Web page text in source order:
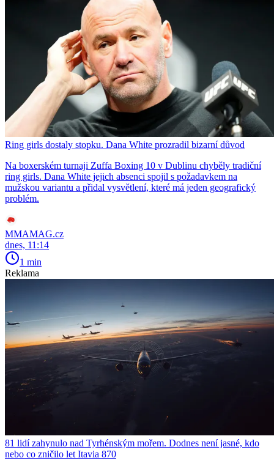
Ring girls dostaly stopku. Dana White prozradil bizarní důvod
Na boxerském turnaji Zuffa Boxing 10 v Dublinu chyběly tradiční
ring girls. Dana White jejich absenci spojil s požadavkem na
mužskou variantu a přidal vysvětlení, které má jeden geografický
problém.
MMAMAG.cz
dnes, 11:14
1 min
Reklama
81 lidí zahynulo nad Tyrhénským mořem. Dodnes není jasné, kdo
nebo co zničilo let Itavia 870